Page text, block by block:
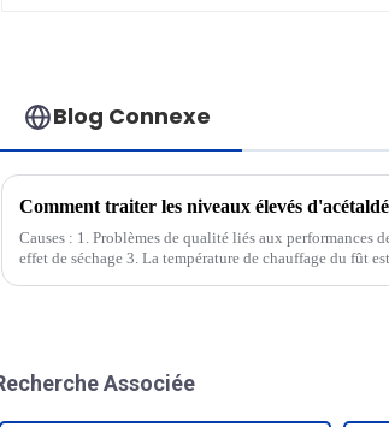
Blog Connexe
Causes : 1. Problèmes de qualité liés aux performances
effet de séchage 3. La température de chauffage du fût
Associée